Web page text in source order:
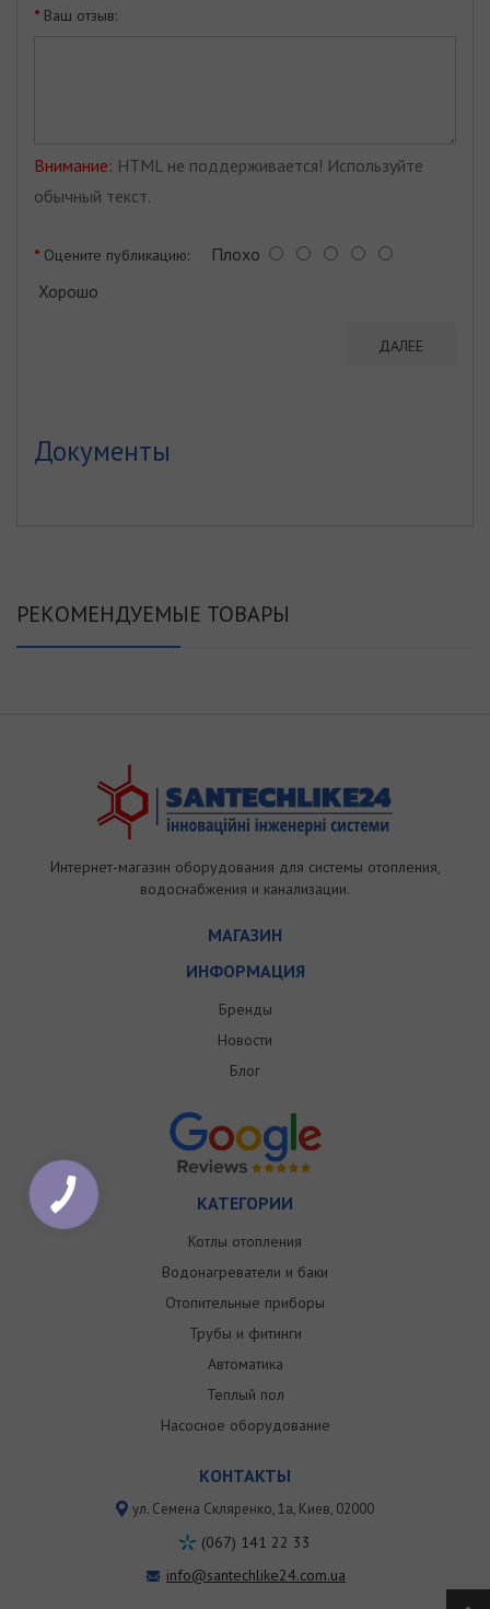
Ваш отзыв:
Внимание: HTML не поддерживается! Используйте
обычный текст.
Оцените публикацию: Плохо
Хорошо
ДАЛЕЕ
Документы
РЕКОМЕНДУЕМЫЕ ТОВАРЫ
Интернет-магазин оборудования для системы отопления,
водоснабжения и канализации.
МАГАЗИН
ИНФОРМАЦИЯ
Бренды
Новости
Блог
КАТЕГОРИИ
Котлы отопления
Водонагреватели и баки
Отопительные приборы
Трубы и фитинги
Автоматика
Теплый пол
Насосное оборудование
КОНТАКТЫ
ул. Семена Скляренко, 1a, Киев, 02000
(067) 141 22 33
info@santechlike24.com.ua